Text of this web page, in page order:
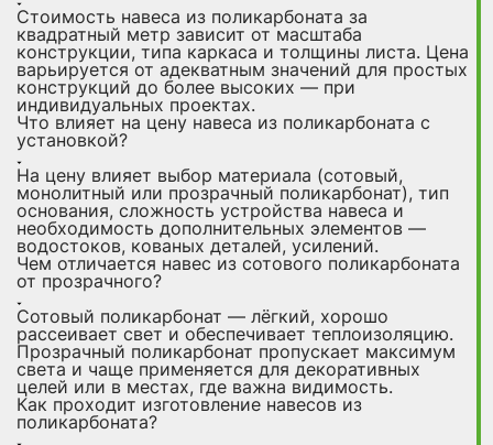
Стоимость навеса из поликарбоната за
квадратный метр зависит от масштаба
конструкции, типа каркаса и толщины листа. Цена
варьируется от адекватным значений для простых
конструкций до более высоких — при
индивидуальных проектах.
Что влияет на цену навеса из поликарбоната с
установкой?
На цену влияет выбор материала (сотовый,
монолитный или прозрачный поликарбонат), тип
основания, сложность устройства навеса и
необходимость дополнительных элементов —
водостоков, кованых деталей, усилений.
Чем отличается навес из сотового поликарбоната
от прозрачного?
Сотовый поликарбонат — лёгкий, хорошо
рассеивает свет и обеспечивает теплоизоляцию.
Прозрачный поликарбонат пропускает максимум
света и чаще применяется для декоративных
целей или в местах, где важна видимость.
Как проходит изготовление навесов из
поликарбоната?